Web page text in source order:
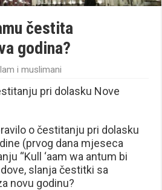
čestita
godina?
i muslimani
pri dolasku Nove
o čestitanju pri dolasku
(prvog dana mjeseca
“Kull ‘aam wa antum bi
slanja čestitki sa
novu godinu?